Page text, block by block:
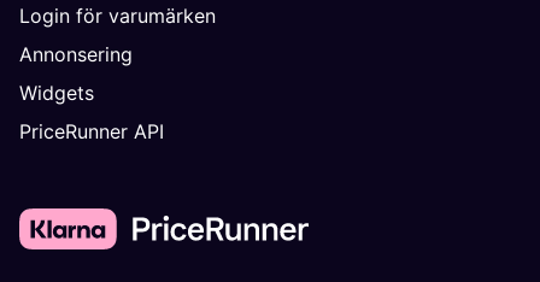
Login för varumärken
Annonsering
Widgets
PriceRunner API